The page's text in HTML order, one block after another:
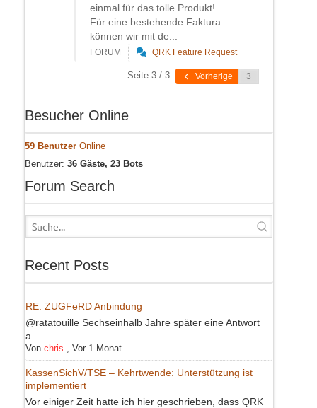
einmal für das tolle Produkt!
Für eine bestehende Faktura
können wir mit de...
FORUM QRK Feature Request
Seite 3 / 3 Vorherige
Besucher Online
59 Benutzer Online
Benutzer: 36 Gäste, 23 Bots
Forum Search
Recent Posts
RE: ZUGFeRD Anbindung
@ratatouille Sechseinhalb Jahre später eine Antwort
a...
Von chris Vor 1 Monat
KassenSichV/TSE – Kehrtwende: Unterstützung ist
implementiert
Vor einiger Zeit hatte ich hier geschrieben, dass QRK